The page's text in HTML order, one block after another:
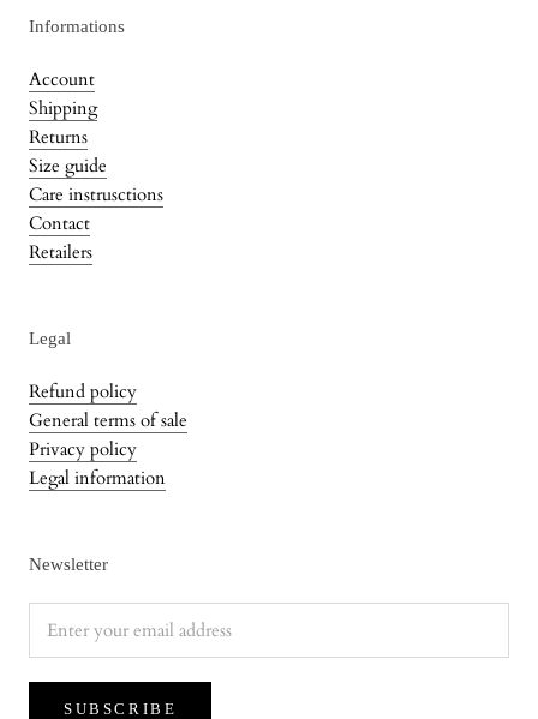
Informations
Account
Shipping
Returns
Size guide
Care instrusctions
Contact
Retailers
Legal
Refund policy
General terms of sale
Privacy policy
Legal information
Newsletter
SUBSCRIBE